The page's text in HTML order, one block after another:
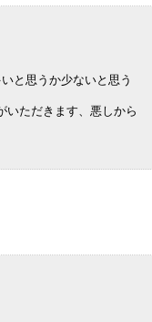
と思うか少ないと思う
ただきます、悪しから